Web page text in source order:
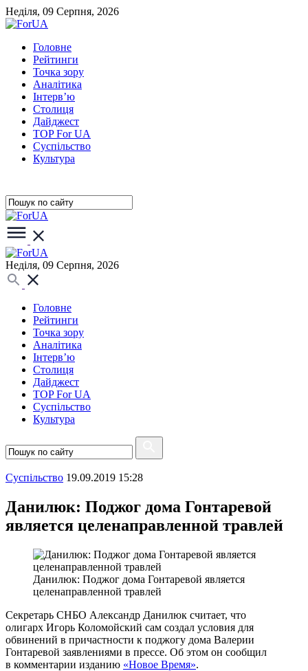
Неділя, 09 Серпня, 2026
Головне
Рейтинги
Точка зору
Аналітика
Інтерв’ю
Столиця
Дайджест
TOP For UA
Суспiльство
Культура
Неділя, 09 Серпня, 2026
Головне
Рейтинги
Точка зору
Аналітика
Інтерв’ю
Столиця
Дайджест
TOP For UA
Суспiльство
Культура
Суспiльство 19.09.2019 15:28
Данилюк: Поджог дома Гонтаревой
является целенаправленной травлей
Данилюк: Поджог дома Гонтаревой является
целенаправленной травлей
Секретарь СНБО Александр Данилюк считает, что
олигарх Игорь Коломойский сам создал условия для
обвинений в причастности к поджогу дома Валерии
Гонтаревой заявлениями в прессе. Об этом он сообщил
в комментарии изданию «Новое Время».